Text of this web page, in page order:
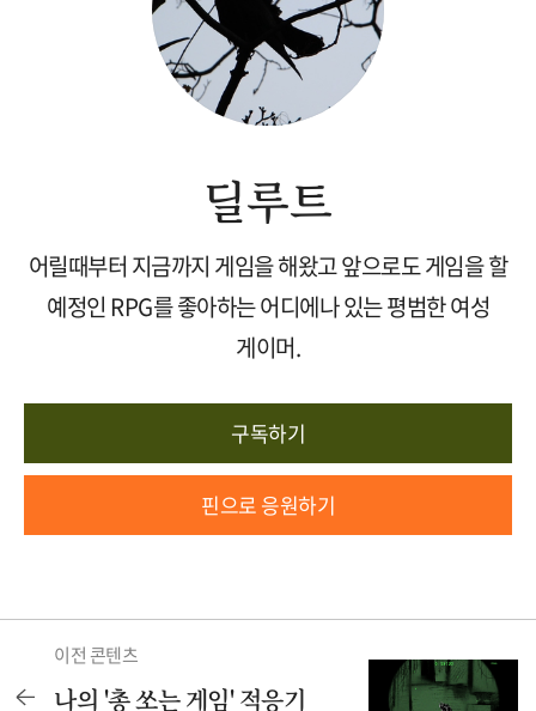
딜루트
어릴때부터 지금까지 게임을 해왔고 앞으로도 게임을 할
예정인 RPG를 좋아하는 어디에나 있는 평범한 여성
게이머.
구독하기
핀으로 응원하기
이전 콘텐츠
나의 '총 쏘는 게임' 적응기